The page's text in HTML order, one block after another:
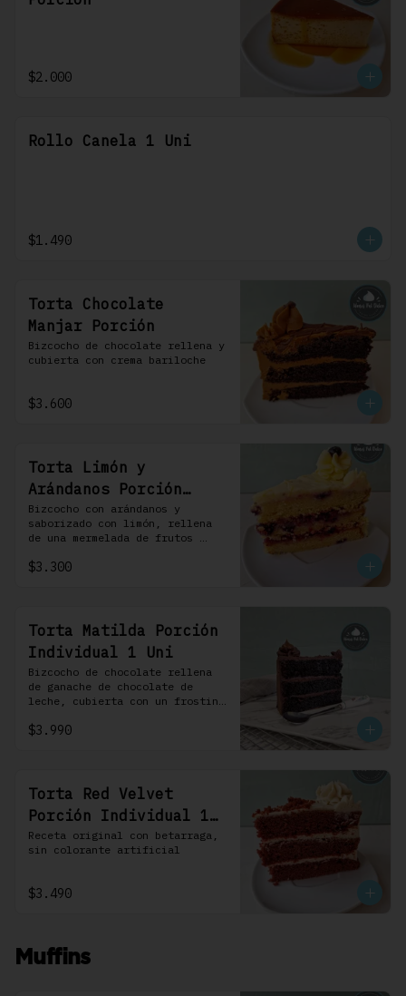
$2.000
Rollo Canela 1 Uni
$1.490
Torta Chocolate
Manjar Porción
Bizcocho de chocolate rellena y
cubierta con crema bariloche
$3.600
Torta Limón y
Arándanos Porción
Individual 1 Uni
Bizcocho con arándanos y
saborizado con limón, rellena
de una mermelada de frutos
frosting de queso de crema.
$3.300
Torta Matilda Porción
Individual 1 Uni
Bizcocho de chocolate rellena
de ganache de chocolate de
leche, cubierta con un frosting
$3.990
Torta Red Velvet
Porción Individual 1
Uni
Receta original con betarraga,
sin colorante artificial
$3.490
Muffins